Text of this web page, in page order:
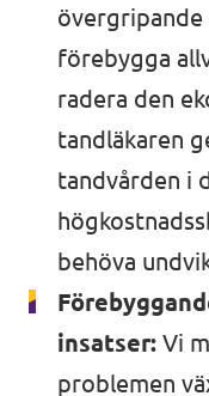
förebygga
radera den
tandläkaren
tandvården i
behöva
insatser: Vi
problemen